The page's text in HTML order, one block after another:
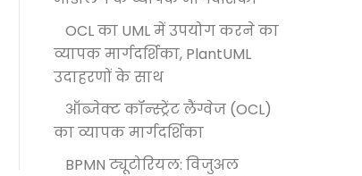
OCL का UML में उपयोग करने का
व्यापक मार्गदर्शिका, PlantUML
उदाहरणों के साथ
ऑब्जेक्ट कॉन्स्ट्रेंट लैंग्वेज (OCL)
का व्यापक मार्गदर्शिका
BPMN ट्यूटोरियल: विजुअल